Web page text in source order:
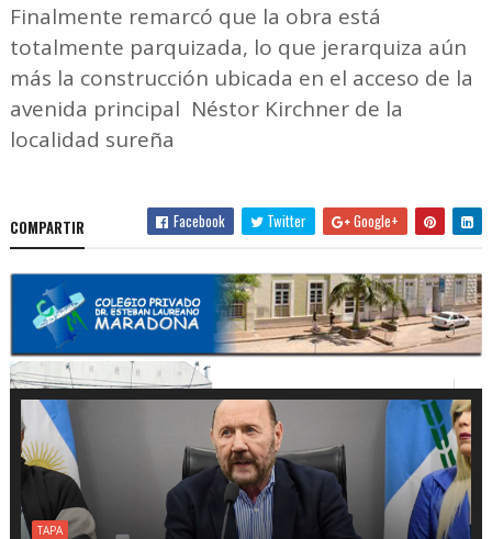
Finalmente remarcó que la obra está
totalmente parquizada, lo que jerarquiza aún
más la construcción ubicada en el acceso de la
avenida principal Néstor Kirchner de la
localidad sureña
COMPARTIR Facebook Twitter Google+
TAPA